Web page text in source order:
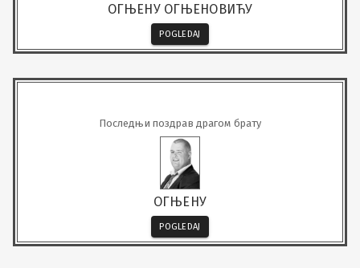
ОГЊЕНУ ОГЊЕНОВИЋУ
POGLEDAJ
Последњи поздрав драгом брату
ОГЊЕНУ
POGLEDAJ